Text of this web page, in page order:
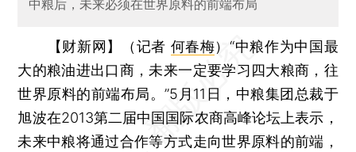
中粮后，未来必须在世界原料的前端布局
【财新网】（记者 何春梅）“中粮作为中国最
大的粮油进出口商，未来一定要学习四大粮商，往
世界原料的前端布局。”5月11日，中粮集团总裁于
旭波在2013第二届中国国际农商高峰论坛上表示，
未来中粮将通过合作等方式走向世界原料的前端，